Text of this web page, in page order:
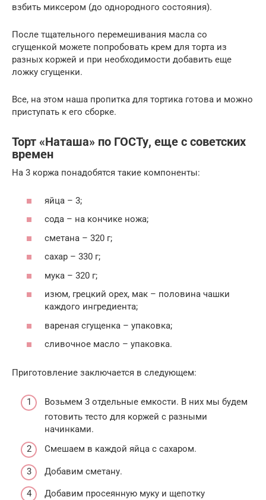
взбить миксером (до однородного состояния).
После тщательного перемешивания масла со
сгущенкой можете попробовать крем для торта из
разных коржей и при необходимости добавить еще
ложку сгущенки.
Все, на этом наша пропитка для тортика готова и можно
приступать к его сборке.
Торт «Наташа» по ГОСТу, еще с советских
времен
На 3 коржа понадобятся такие компоненты:
яйца – 3;
сода – на кончике ножа;
сметана – 320 г;
сахар – 330 г;
мука – 320 г;
изюм, грецкий орех, мак – половина чашки
каждого ингредиента;
вареная сгущенка – упаковка;
сливочное масло – упаковка.
Приготовление заключается в следующем:
Возьмем 3 отдельные емкости. В них мы будем
готовить тесто для коржей с разными
начинками.
Смешаем в каждой яйца с сахаром.
Добавим сметану.
Добавим просеянную муку и щепотку